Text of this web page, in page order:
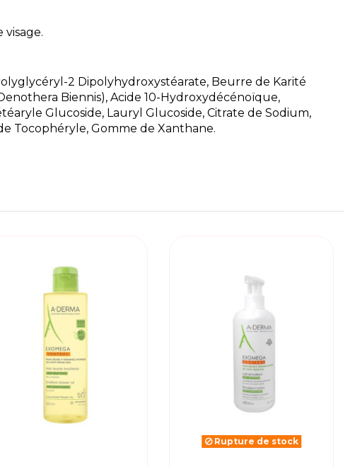
2 Dipolyhydroxystéarate, Beurre de Karité
Biennis), Acide 10-Hydroxydécénoïque,
Glucoside, Lauryl Glucoside, Citrate de Sodium,
Tocophéryle, Gomme de Xanthane.
Rupture de stock